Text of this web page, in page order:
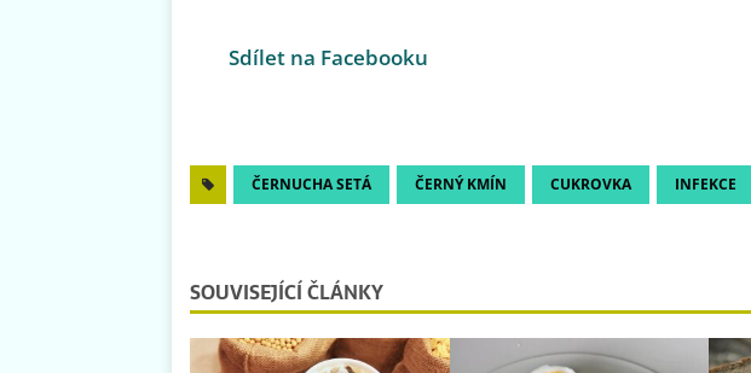
Sdílet na Facebooku
ČERNUCHA SETÁ ČERNÝ KMÍN CUKROVKA INFEKCE
SOUVISEJÍCÍ ČLÁNKY